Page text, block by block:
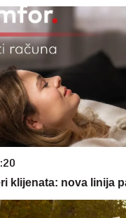
klijenata: nova linija